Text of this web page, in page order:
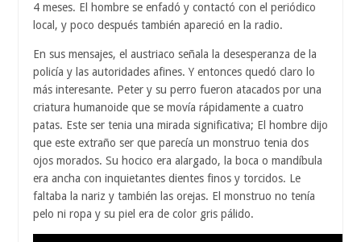
4 meses. El hombre se enfadó y contactó con el periódico
local, y poco después también apareció en la radio.
En sus mensajes, el austriaco señala la desesperanza de la
policía y las autoridades afines. Y entonces quedó claro lo
más interesante. Peter y su perro fueron atacados por una
criatura humanoide que se movía rápidamente a cuatro
patas. Este ser tenia una mirada significativa; El hombre dijo
que este extraño ser que parecía un monstruo tenia dos
ojos morados. Su hocico era alargado, la boca o mandíbula
era ancha con inquietantes dientes finos y torcidos. Le
faltaba la nariz y también las orejas. El monstruo no tenía
pelo ni ropa y su piel era de color gris pálido.